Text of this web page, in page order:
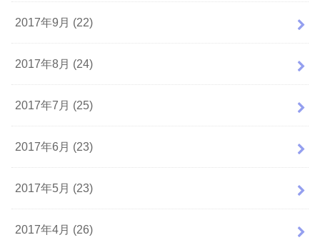
2017年9月 (22)
2017年8月 (24)
2017年7月 (25)
2017年6月 (23)
2017年5月 (23)
2017年4月 (26)